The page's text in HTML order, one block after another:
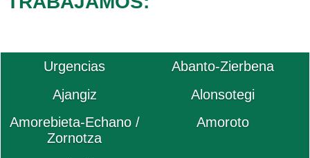
Urgencias
Abanto-Zierbena
Ajangiz
Alonsotegi
Amorebieta-Echano /
Zornotza
Amoroto